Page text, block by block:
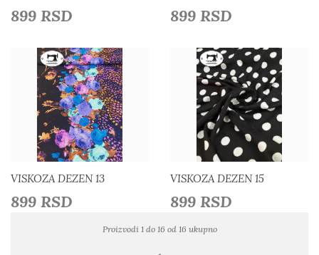
899 RSD 899 RSD
Detaljnije
Dodaj u listu želja
VISKOZA DEZEN 13
899 RSD
Detaljnije
Dodaj u listu želja
VISKOZA DEZEN 15
899 RSD
Proizvodi 1 do 16 od 16 ukupno